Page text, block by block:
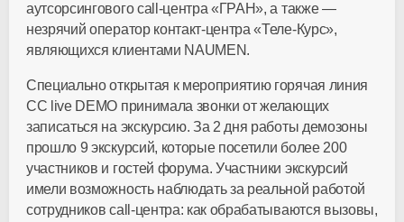
аутсорсингового call-центра «ГРАН», а также —
незрячий оператор контакт-центра «Теле-Курс»,
являющихся клиентами NAUMEN.
Специально открытая к мероприятию горячая линия
CC live DEMO принимала звонки от желающих
записаться на экскурсию. За 2 дня работы демозоны
прошло 9 экскурсий, которые посетили более 200
участников и гостей форума. Участники экскурсий
имели возможность наблюдать за реальной работой
сотрудников call-центра: как обрабатываются вызовы,